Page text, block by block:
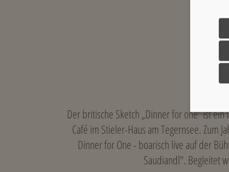
Der britische Sketch „Dinner for one“ ist
Café im Stieler-Haus am Tegernsee. Zum
Dinner for One - boarisch live auf der
Saudiandl". Begleitet